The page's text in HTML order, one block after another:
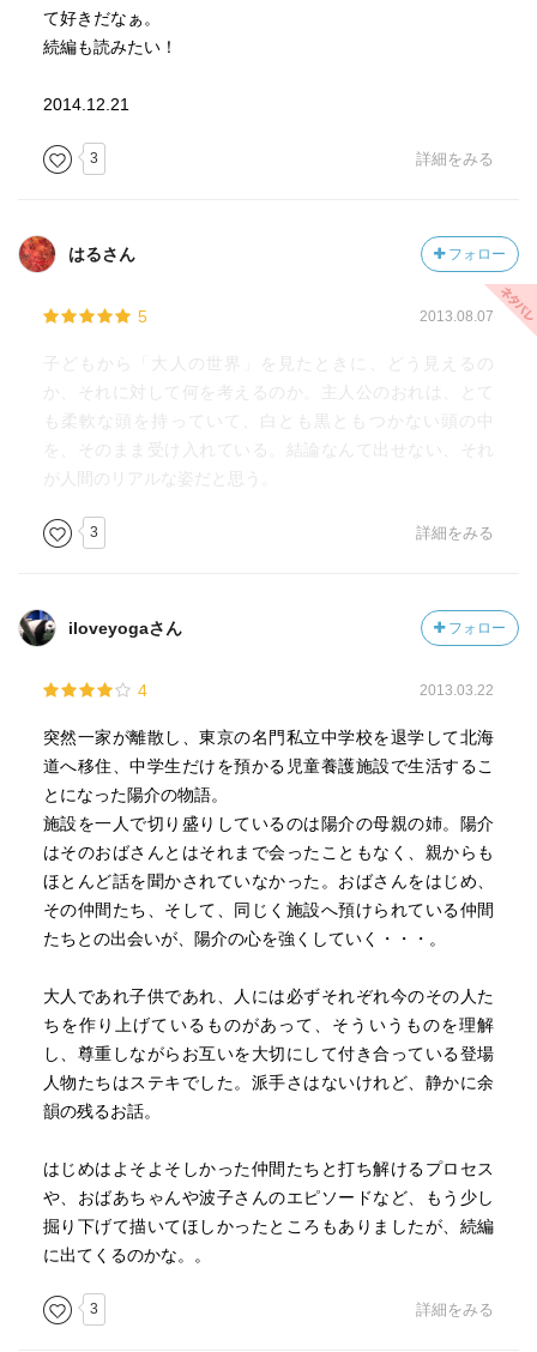
でも？」って感じでしたが、結構語っちゃってますねｗｗ
て好きだなぁ。
続編も読みたい！
2014.12.21
3 詳細をみる
はるさん フォロー
5 2013.08.07
子どもから「大人の世界」を見たときに、どう見えるの
か、それに対して何を考えるのか。主人公のおれは、とて
も柔軟な頭を持っていて、白とも黒ともつかない頭の中
を、そのまま受け入れている。結論なんて出せない、それ
が人間のリアルな姿だと思う。
3 詳細をみる
iloveyogaさん フォロー
4 2013.03.22
突然一家が離散し、東京の名門私立中学校を退学して北海
道へ移住、中学生だけを預かる児童養護施設で生活するこ
とになった陽介の物語。
施設を一人で切り盛りしているのは陽介の母親の姉。陽介
はそのおばさんとはそれまで会ったこともなく、親からも
ほとんど話を聞かされていなかった。おばさんをはじめ、
その仲間たち、そして、同じく施設へ預けられている仲間
たちとの出会いが、陽介の心を強くしていく・・・。
大人であれ子供であれ、人には必ずそれぞれ今のその人た
ちを作り上げているものがあって、そういうものを理解
し、尊重しながらお互いを大切にして付き合っている登場
人物たちはステキでした。派手さはないけれど、静かに余
韻の残るお話。
はじめはよそよそしかった仲間たちと打ち解けるプロセス
や、おばあちゃんや波子さんのエピソードなど、もう少し
掘り下げて描いてほしかったところもありましたが、続編
に出てくるのかな。。
3 詳細をみる